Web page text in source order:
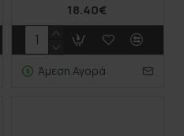
18.40€
Άμεση Αγορά